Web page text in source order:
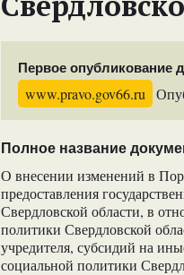
Первое опубликование
www.pravo.gov66.ru
Полное название
О внесении изменений в
предоставления
Свердловской области, в
политики Свердловской
учредителя, субсидий на
социальной политики